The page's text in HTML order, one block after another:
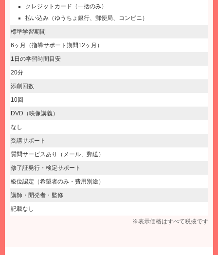
クレジットカード（一括のみ）
払い込み（ゆうちょ銀行、郵便局、コンビニ）
標準学習期間
6ヶ月（指導サポート期間12ヶ月）
1日の学習時間目安
20分
添削回数
10回
DVD（映像講義）
なし
受講サポート
質問サービスあり（メール、郵送）
修了証発行・検定サポート
級位認定（希望者のみ・費用別途）
講師・開発者・監修
記載なし
※表示価格はすべて税抜です